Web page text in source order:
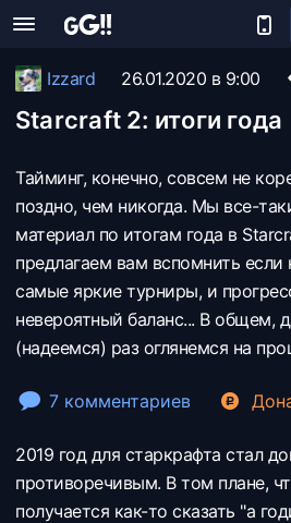
Izzard 26.01.2020 в 9:00
Starcraft 2: итоги года
Тайминг, конечно, совсем не
поздно, чем никогда. Мы все-
материал по итогам года в
предлагаем вам вспомнить если
самые яркие турниры, и
невероятный баланс... В общем,
(надеемся) раз оглянемся на
7 комментариев
2019 год для старкрафта стал
противоречивым. В том плане,
получается как-то сказать "а